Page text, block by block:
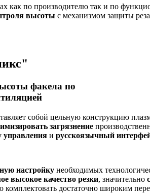
как по производителю так и по
высоты с механизмом защиты
факела по
собой цельную конструкцию
загрязнение
управления и русскоязычный
настройку необходимых
высокое качество резки, значительно
комплектовать достаточно широким